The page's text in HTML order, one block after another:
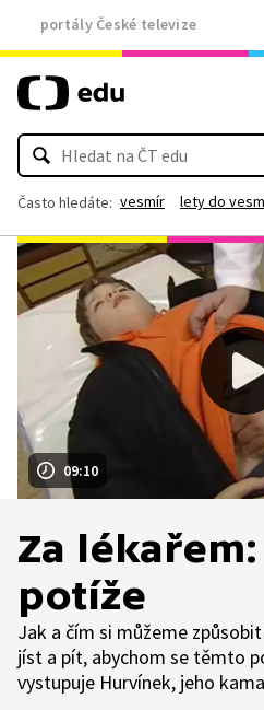
portály České televize
Často hledáte: vesmír lety do
09:10
Za
potíže
Jak a čím si můžeme
jíst a pít, abychom se těmto
vystupuje Hurvínek, jeho